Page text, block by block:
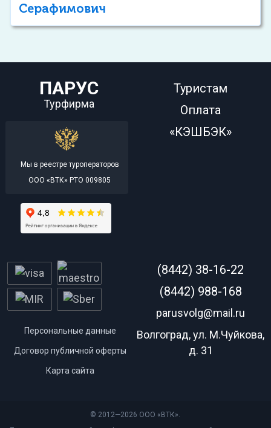
Серафимович
ПАРУС
Турфирма
Мы в реестре туроператоров
ООО «ВТК» РТО 009805
Туристам
Оплата
«КЭШБЭК»
Персональные данные
Договор публичной оферты
Карта сайта
(8442) 38-16-22
(8442) 988-168
parusvolg@mail.ru
Волгоград, ул. М.Чуйкова,
д. 31
© 2012—2026 ООО «ВТК».